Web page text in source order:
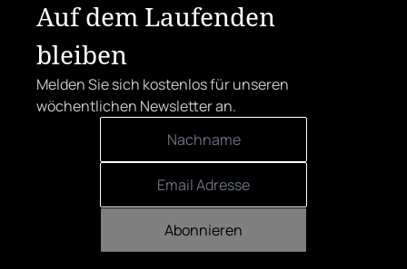
Auf dem Laufenden
bleiben
Melden Sie sich kostenlos für unseren
wöchentlichen Newsletter an.
Abonnieren